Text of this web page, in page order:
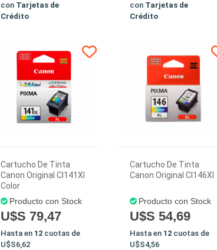
con Tarjetas de
Crédito
con Tarjetas de
Crédito
Cartucho De Tinta
Canon Original Cl141Xl
Color
Producto con Stock
U$S 79,47
Hasta en 12cuotas de
U$S6,62
Cartucho De Tinta
Canon Original Cl146Xl
Producto con Stock
U$S 54,69
Hasta en 12cuotas de
U$S4,56